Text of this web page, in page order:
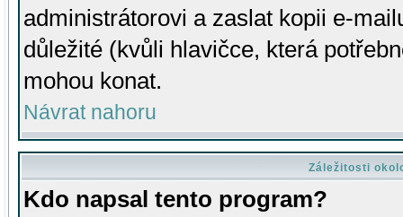
administrátorovi a zaslat kopii e-
důležité (kvůli hlavičce, která
mohou konat.
Návrat nahoru
Záležitosti
Kdo napsal tento program?